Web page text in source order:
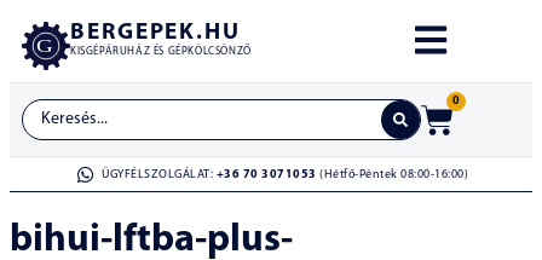
BERGEPEK.HU
KISGÉPÁRUHÁZ ÉS GÉPKÖLCSÖNZŐ
0
ÜGYFÉLSZOLGÁLAT: +36 70 3071053 (Hétfő-Péntek 08:00-16:00)
bihui-lftba-plus-